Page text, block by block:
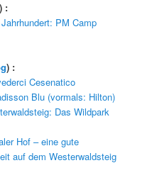
) :
PM Camp
) :
Cesenatico
Blu (vormals: Hilton)
Das Wildpark
Hof – eine gute
auf dem Westerwaldsteig